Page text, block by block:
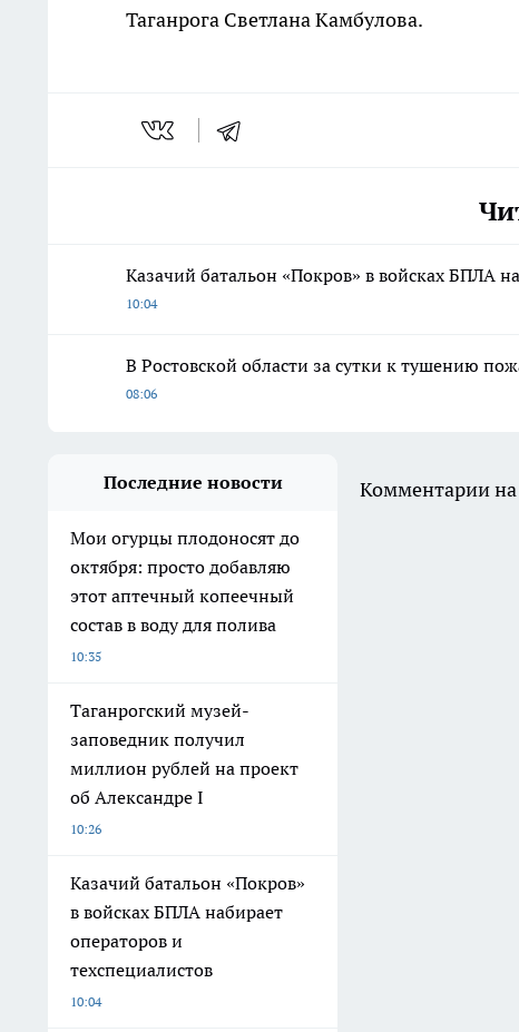
Таганрога Светлана Камбулова.
Казачий батальон «Покров» в войсках БПЛА
10:04
В Ростовской области за сутки к тушению
08:06
Последние новости
Мои огурцы плодоносят до
октября: просто добавляю
этот аптечный копеечный
состав в воду для полива
10:35
Таганрогский музей-
заповедник получил
миллион рублей на проект
об Александре I
10:26
Казачий батальон «Покров»
в войсках БПЛА набирает
операторов и
техспециалистов
10:04
Комментарии